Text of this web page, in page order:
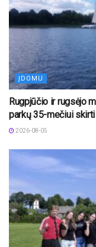
ĮDOMU
Rugpjūčio ir rugsėjo
parkų 35-mečiui
2026-08-05